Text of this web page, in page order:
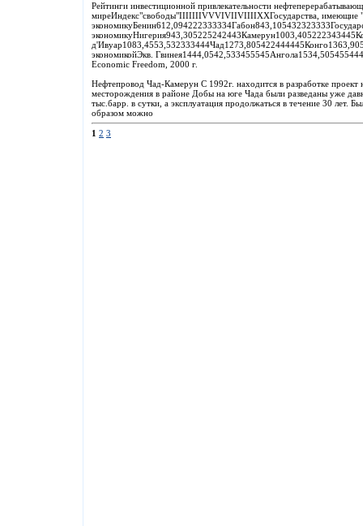
Рейтинги инвестиционной привлекательности
миреИндекс"свободы"IIIIIIIVVVIVIIVIIIIXXГосударства, имеющие
экономикойЭкв.
Economic Freedom, 2000 г.
Нефтепровод Чад-Камерун С 1992г. находится в разработке
месторождения в районе Добы на юге Чада были разведаны уже
тыс.барр. в сутки, а эксплуатация продолжаться в течение 30 лет.
образом можно
1 2 3